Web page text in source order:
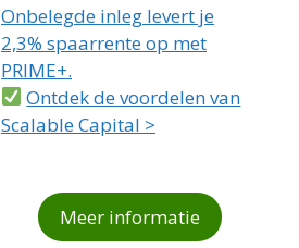
Onbelegde inleg levert je
2,3% spaarrente op met
PRIME+.
Ontdek de voordelen van
Scalable Capital >
Meer informatie